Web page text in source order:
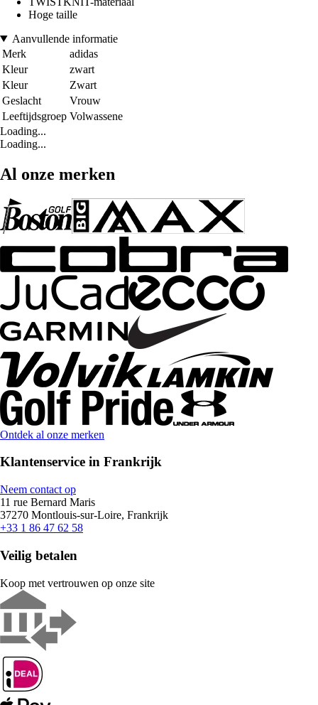
Hoge taille
Aanvullende informatie
Merk
adidas
Kleur
zwart
Kleur
Zwart
Geslacht
Vrouw
Leeftijdsgroep Volwassene
Loading...
Loading...
Al onze merken
Ontdek al onze merken
Klantenservice in Frankrijk
Neem contact op
11 rue Bernard Maris
37270 Montlouis-sur-Loire, Frankrijk
+33 1 86 47 62 58
Veilig betalen
Koop met vertrouwen op onze site